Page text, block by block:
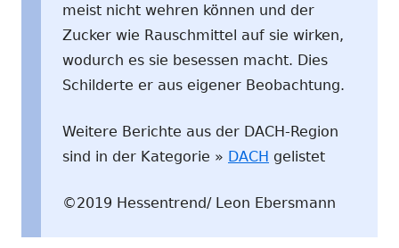
meist nicht wehren können und der
Zucker wie Rauschmittel auf sie wirken,
wodurch es sie besessen macht. Dies
Schilderte er aus eigener Beobachtung.
Weitere Berichte aus der DACH-Region
sind in der Kategorie » DACH gelistet
©2019 Hessentrend/ Leon Ebersmann